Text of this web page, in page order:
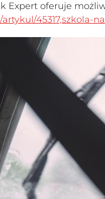
Expert oferuje
45317,szkola-